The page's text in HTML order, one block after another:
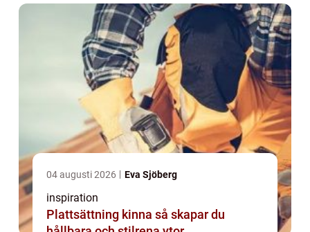
04 augusti 2026 Eva Sjöberg
inspiration
Plattsättning kinna så skapar du